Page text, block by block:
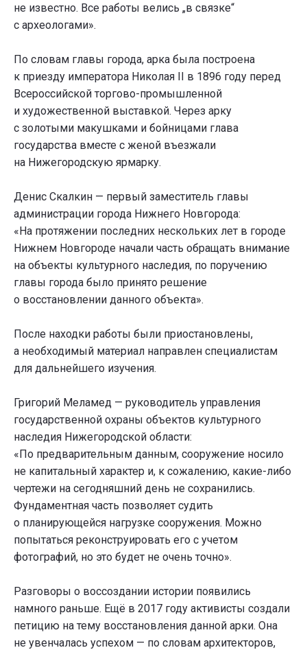
не известно. Все работы велись „в связке“
с археологами».
По словам главы города, арка была построена
к приезду императора Николая II в 1896 году перед
Всероссийской торгово-промышленной
и художественной выставкой. Через арку
с золотыми макушками и бойницами глава
государства вместе с женой въезжали
на Нижегородскую ярмарку.
Денис Скалкин — первый заместитель главы
администрации города Нижнего Новгорода:
«На протяжении последних нескольких лет в городе
Нижнем Новгороде начали часть обращать внимание
на объекты культурного наследия, по поручению
главы города было принято решение
о восстановлении данного объекта».
После находки работы были приостановлены,
а необходимый материал направлен специалистам
для дальнейшего изучения.
Григорий Меламед — руководитель управления
государственной охраны объектов культурного
наследия Нижегородской области:
«По предварительным данным, сооружение носило
не капитальный характер и, к сожалению, какие-либо
чертежи на сегодняшний день не сохранились.
Фундаментная часть позволяет судить
о планирующейся нагрузке сооружения. Можно
попытаться реконструировать его с учетом
фотографий, но это будет не очень точно».
Разговоры о воссоздании истории появились
намного раньше. Ещё в 2017 году активисты создали
петицию на тему восстановления данной арки. Она
не увенчалась успехом — по словам архитекторов,